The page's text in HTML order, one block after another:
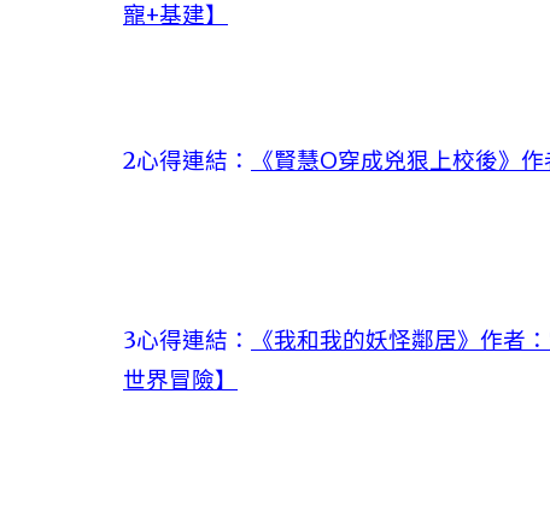
寵+基建】
2心得連結： 《賢慧O穿成兇狠上校後》
3心得連結：
《我和我的妖怪鄰居》作者
世界冒險】